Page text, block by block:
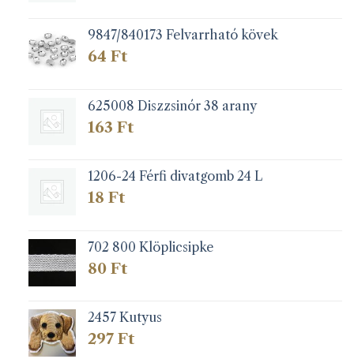
9847/840173 Felvarrható kövek
64 Ft
625008 Diszzsinór 38 arany
163 Ft
1206-24 Férfi divatgomb 24 L
18 Ft
702 800 Klöplicsipke
80 Ft
2457 Kutyus
297 Ft